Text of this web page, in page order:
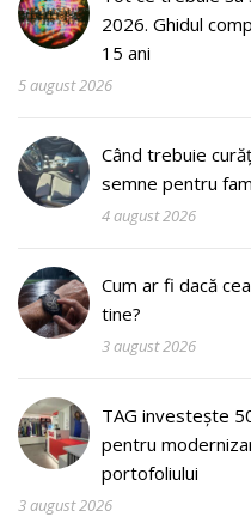
2026. Ghidul
15 ani
5 august 2026
Când trebuie
semne pentru
4 august 2026
Cum ar fi dacă
tine?
3 august 2026
TAG investește
pentru
portofoliului
3 august 2026